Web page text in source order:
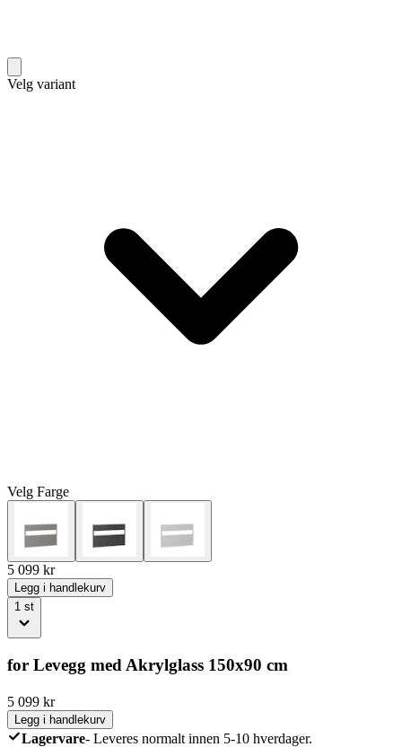
Velg variant
Velg Farge
5 099 kr
Legg i handlekurv
1 st
for Levegg med Akrylglass 150x90 cm
5 099 kr
Legg i handlekurv
Lagervare- Leveres normalt innen 5-10 hverdager.